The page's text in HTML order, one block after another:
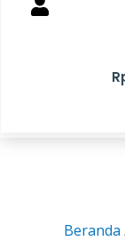
Beranda